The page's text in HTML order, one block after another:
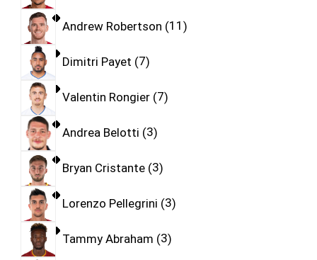
Andrew Robertson 11
Dimitri Payet 7
Valentin Rongier 7
Andrea Belotti 3
Bryan Cristante 3
Lorenzo Pellegrini 3
Tammy Abraham 3